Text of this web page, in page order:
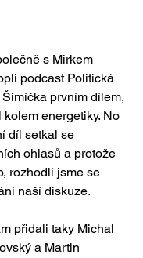
s Mirkem
podcast Politická
prvním dílem,
energetiky. No
díl setkal se
ohlasů a protože
rozhodli jsme se
naší diskuze.
přidali taky Michal
a Martin